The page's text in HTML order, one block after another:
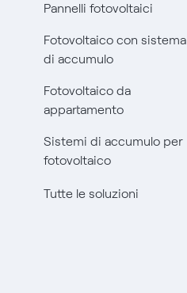
Pannelli fotovoltaici
Fotovoltaico con sistema
di accumulo
Fotovoltaico da
appartamento
Sistemi di accumulo per
fotovoltaico
Tutte le soluzioni